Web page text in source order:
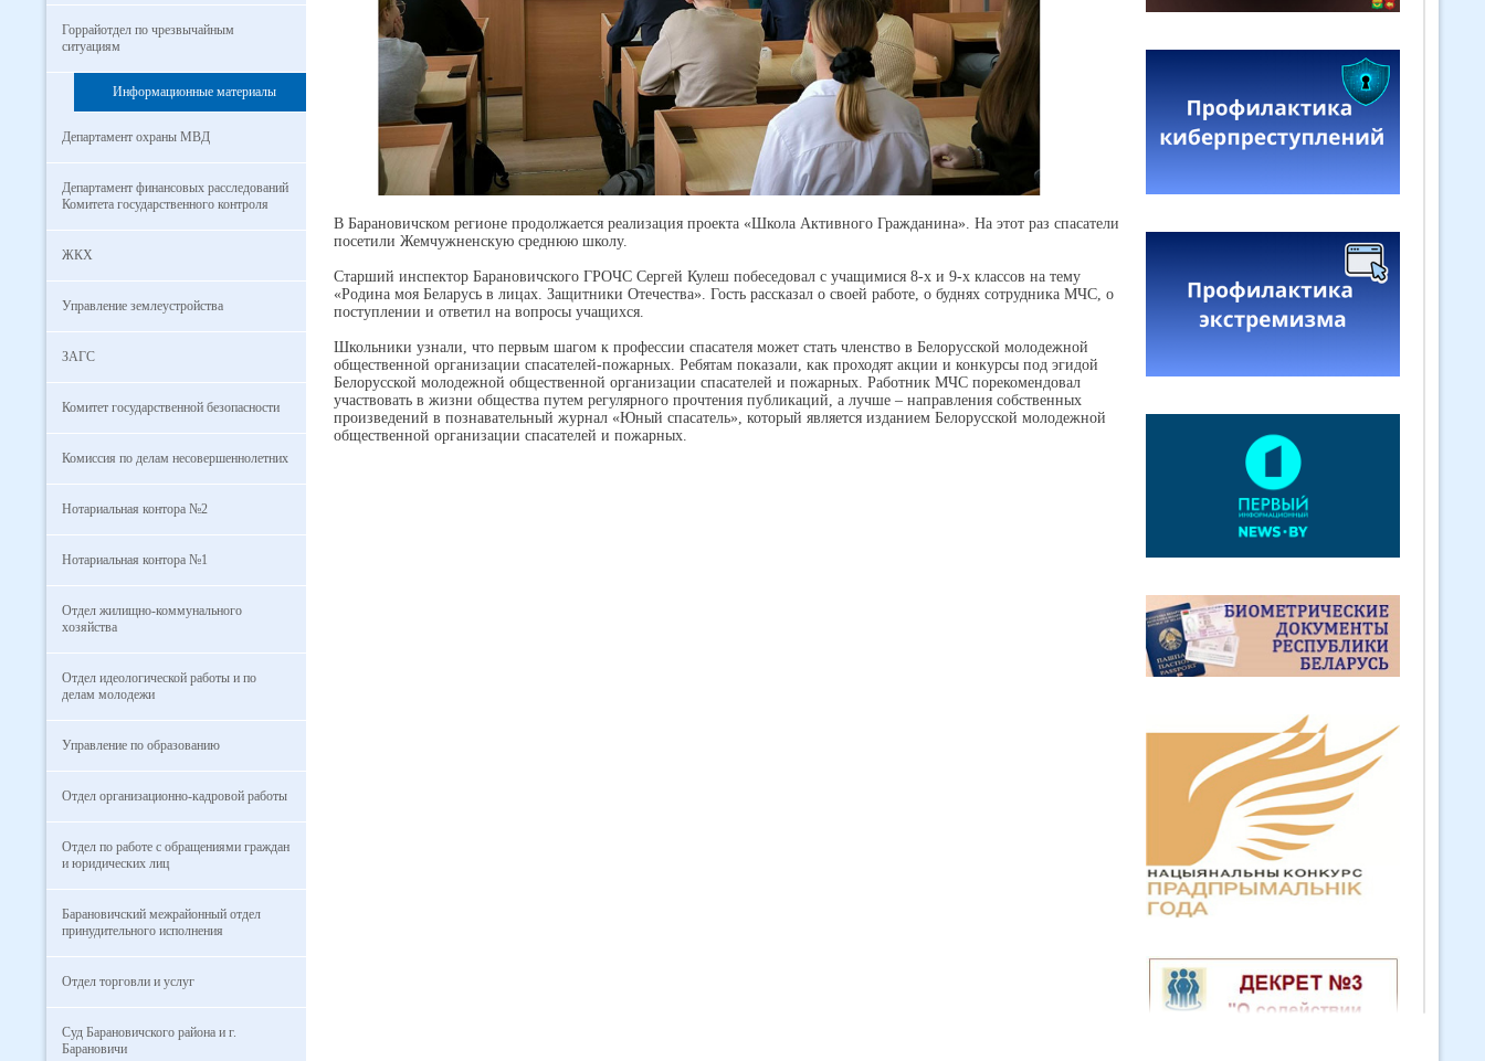
Горрайотдел по чрезвычайным
ситуациям
Информационные материалы
Департамент охраны МВД
Департамент финансовых расследований
Комитета государственного контроля
ЖКХ
Управление землеустройства
ЗАГС
Комитет государственной безопасности
Комиссия по делам несовершеннолетних
Нотариальная контора №2
Нотариальная контора №1
Отдел жилищно-коммунального
хозяйства
Отдел идеологической работы и по
делам молодежи
Управление по образованию
Отдел организационно-кадровой работы
Отдел по работе с обращениями граждан
и юридических лиц
Барановичский межрайонный отдел
принудительного исполнения
Отдел торговли и услуг
Суд Барановичского района и г.
Барановичи
В Барановичском регионе продолжается реализация проекта «Школа Активного Гражданина». На этот раз спасатели
посетили Жемчужненскую среднюю школу.
Старший инспектор Барановичского ГРОЧС Сергей Кулеш побеседовал с учащимися 8-х и 9-х классов на тему
«Родина моя Беларусь в лицах. Защитники Отечества». Гость рассказал о своей работе, о буднях сотрудника МЧС, о
поступлении и ответил на вопросы учащихся.
Школьники узнали, что первым шагом к профессии спасателя может стать членство в Белорусской молодежной
общественной организации спасателей-пожарных. Ребятам показали, как проходят акции и конкурсы под эгидой
Белорусской молодежной общественной организации спасателей и пожарных. Работник МЧС порекомендовал
участвовать в жизни общества путем регулярного прочтения публикаций, а лучше – направления собственных
произведений в познавательный журнал «Юный спасатель», который является изданием Белорусской молодежной
общественной организации спасателей и пожарных.